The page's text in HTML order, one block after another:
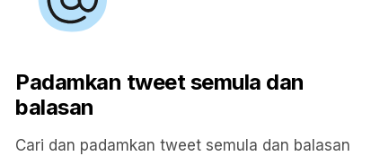
Padamkan tweet semula dan
balasan
Cari dan padamkan tweet semula dan balasan